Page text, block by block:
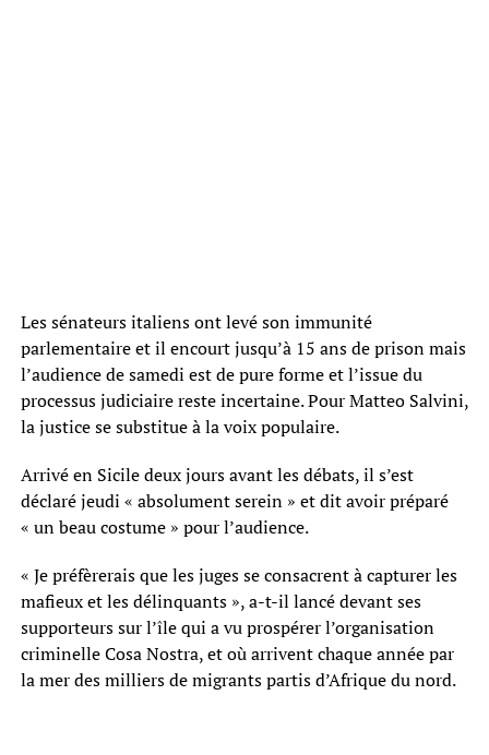
Les sénateurs italiens ont levé son immunité
parlementaire et il encourt jusqu’à 15 ans de prison mais
l’audience de samedi est de pure forme et l’issue du
processus judiciaire reste incertaine. Pour Matteo Salvini,
la justice se substitue à la voix populaire.
Arrivé en Sicile deux jours avant les débats, il s’est
déclaré jeudi « absolument serein » et dit avoir préparé
« un beau costume » pour l’audience.
« Je préfèrerais que les juges se consacrent à capturer les
mafieux et les délinquants », a-t-il lancé devant ses
supporteurs sur l’île qui a vu prospérer l’organisation
criminelle Cosa Nostra, et où arrivent chaque année par
la mer des milliers de migrants partis d’Afrique du nord.